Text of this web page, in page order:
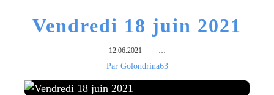
Vendredi 18 juin 2021
12.06.2021 …
Par Golondrina63